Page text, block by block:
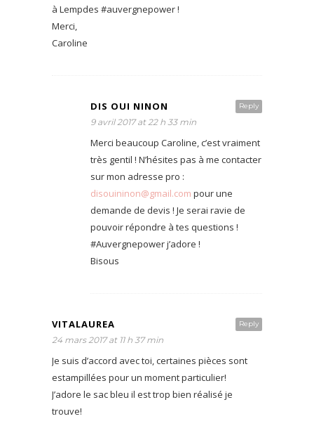
à Lempdes #auvergnepower !
Merci,
Caroline
Reply
DIS OUI NINON
9 avril 2017 at 22 h 33 min
Merci beaucoup Caroline, c’est vraiment
très gentil ! N’hésites pas à me contacter
sur mon adresse pro :
disouininon@gmail.com pour une
demande de devis ! Je serai ravie de
pouvoir répondre à tes questions !
#Auvergnepower j’adore !
Bisous
Reply
VITALAUREA
24 mars 2017 at 11 h 37 min
Je suis d’accord avec toi, certaines pièces sont
estampillées pour un moment particulier!
J’adore le sac bleu il est trop bien réalisé je
trouve!